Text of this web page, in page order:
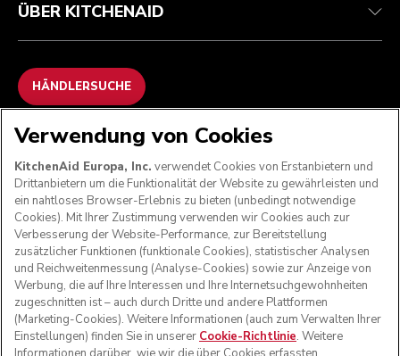
ÜBER KITCHENAID
HÄNDLERSUCHE
WIR AKZEPTIEREN
FOLGEN SIE UNS
Verwendung von Cookies
KitchenAid Europa, Inc. verwendet Cookies von Erstanbietern und
Drittanbietern um die Funktionalität der Website zu gewährleisten und
ein nahtloses Browser-Erlebnis zu bieten (unbedingt notwendige
Cookies). Mit Ihrer Zustimmung verwenden wir Cookies auch zur
Verbesserung der Website-Performance, zur Bereitstellung
zusätzlicher Funktionen (funktionale Cookies), statistischer Analysen
und Reichweitenmessung (Analyse-Cookies) sowie zur Anzeige von
Werbung, die auf Ihre Interessen und Ihre Internetsuchgewohnheiten
zugeschnitten ist – auch durch Dritte und andere Plattformen
(Marketing-Cookies). Weitere Informationen (auch zum Verwalten Ihrer
Einstellungen) finden Sie in unserer Cookie-Richtlinie. Weitere